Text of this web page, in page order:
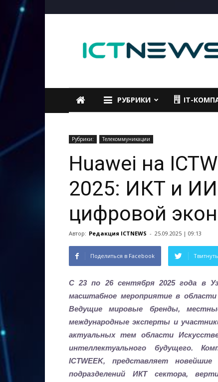
РУБРИКИ IT-
Рубрики: Телекоммуникации
Huawei на
2025: ИКТ и
цифровой
Автор: Редакция ICTNEWS - 25.09.2025 | 09:13
Поделиться в Facebook
С 23 по 26 сентября 2025 года в
масштабное мероприятие в
Ведущие мировые бренды,
международные эксперты и
актуальных тем области
интеллектуального будущего.
ICTWEEK, представляет
подразделений ИКТ сектора,